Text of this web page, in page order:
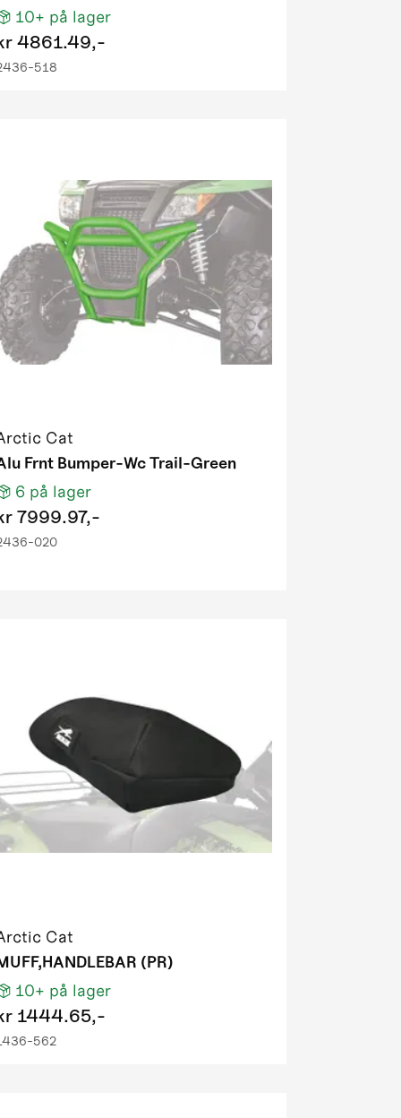
10+ på lager
4861.49,-
518
Cat
Frnt Bumper-Wc Trail-Green
6 på lager
7999.97,-
020
Cat
(PR)
10+ på lager
1444.65,-
562